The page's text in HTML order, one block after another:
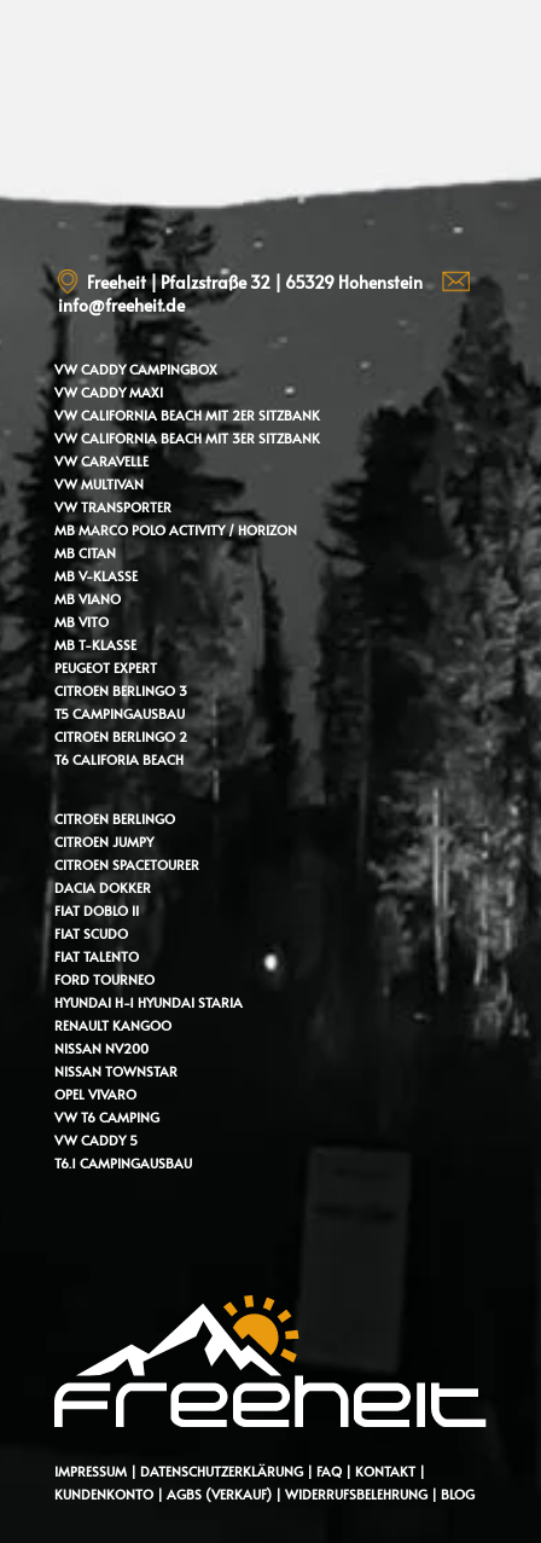
Freeheit | Pfalzstraße 32 | 65329 Hohenstein
info@freeheit.de
VW CADDY CAMPINGBOX
VW CADDY MAXI
VW CALIFORNIA BEACH MIT 2ER SITZBANK
VW CALIFORNIA BEACH MIT 3ER SITZBANK
VW CARAVELLE
VW MULTIVAN
VW TRANSPORTER
MB MARCO POLO ACTIVITY / HORIZON
MB CITAN
MB V-KLASSE
MB VIANO
MB VITO
MB T-KLASSE
PEUGEOT EXPERT
CITROEN BERLINGO 3
T5 CAMPINGAUSBAU
CITROEN BERLINGO 2
T6 CALIFORIA BEACH
CITROEN BERLINGO
CITROEN JUMPY
CITROEN SPACETOURER
DACIA DOKKER
FIAT DOBLO II
FIAT SCUDO
FIAT TALENTO
FORD TOURNEO
HYUNDAI H-1 HYUNDAI STARIA
RENAULT KANGOO
NISSAN NV200
NISSAN TOWNSTAR
OPEL VIVARO
VW T6 CAMPING
VW CADDY 5
T6.1 CAMPINGAUSBAU
IMPRESSUM| DATENSCHUTZERKLÄRUNG| FAQ| KONTAKT|
KUNDENKONTO| AGBS (VERKAUF)| WIDERRUFSBELEHRUNG | BLOG